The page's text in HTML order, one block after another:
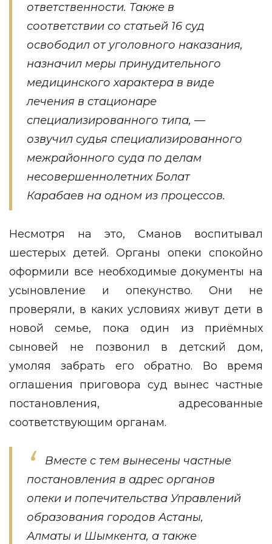
ответственности. Также в
соответствии со статьей 16 суд
освободил от уголовного наказания,
назначил меры принудительного
медицинского характера в виде
лечения в стационаре
специализированного типа, —
озвучил судья специализированного
межрайонного суда по делам
несовершеннолетних Болат
Карабаев на одном из процессов.
Несмотря на это, Сманов воспитывал
шестерых детей. Органы опеки спокойно
оформили все необходимые документы на
усыновление и опекунство. Они не
проверяли, в каких условиях живут дети в
новой семье, пока один из приёмных
сыновей не позвонил в детский дом,
умоляя забрать его обратно. Во время
оглашения приговора суд вынес частные
постановления, адресованные
соответствующим органам.
Вместе с тем вынесены частные
постановления в адрес органов
опеки и попечительства Управлений
образования городов Астаны,
Алматы и Шымкента, а также